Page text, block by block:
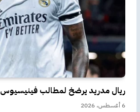
ريال مدريد يرضخ لمطالب فينيسيوس
6 أغسطس، 2026